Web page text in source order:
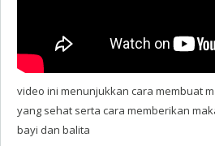
video ini menunjukkan cara membuat
yang sehat serta cara memberikan
bayi dan balita